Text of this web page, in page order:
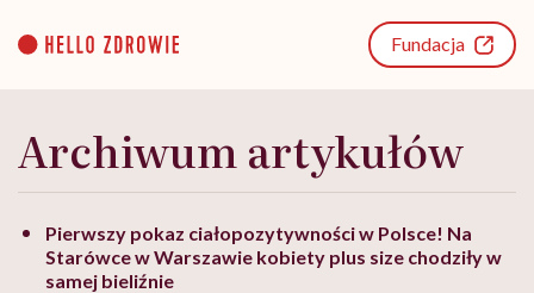
content
Fundacja
Archiwum artykułów
Pierwszy pokaz ciałopozytywności w Polsce! Na
Starówce w Warszawie kobiety plus size chodziły w
samej bieliźnie